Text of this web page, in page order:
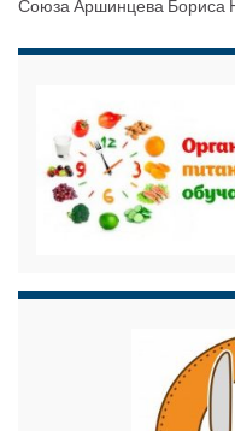
Союза Аршинцева Бориса